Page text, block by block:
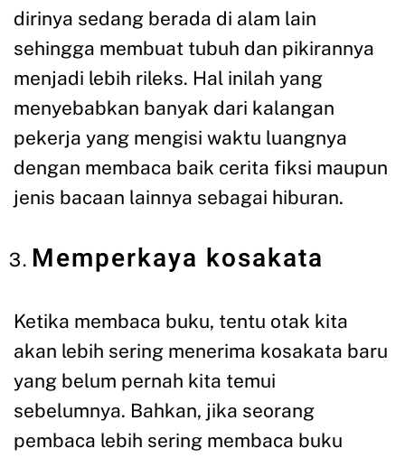
dirinya sedang berada di alam lain
sehingga membuat tubuh dan pikirannya
menjadi lebih rileks. Hal inilah yang
menyebabkan banyak dari kalangan
pekerja yang mengisi waktu luangnya
dengan membaca baik cerita fiksi maupun
jenis bacaan lainnya sebagai hiburan.
Memperkaya kosakata
Ketika membaca buku, tentu otak kita
akan lebih sering menerima kosakata baru
yang belum pernah kita temui
sebelumnya. Bahkan, jika seorang
pembaca lebih sering membaca buku